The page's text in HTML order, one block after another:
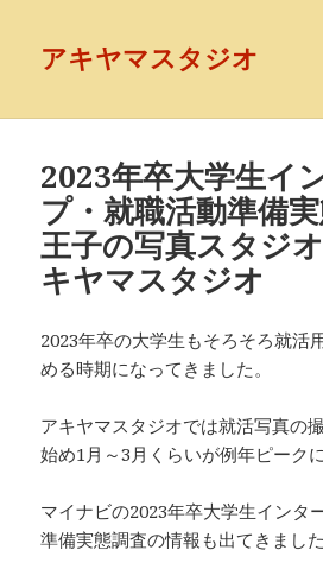
アキヤマスタジオ
2023年卒大学生イ
プ・就職活動準備
王子の写真スタジ
キヤマスタジオ
2023年卒の大学生もそろそろ就活
める時期になってきました。
アキヤマスタジオでは就活写真の
始め1月～3月くらいが例年ピーク
マイナビの2023年卒大学生インタ
準備実態調査の情報も出てきました